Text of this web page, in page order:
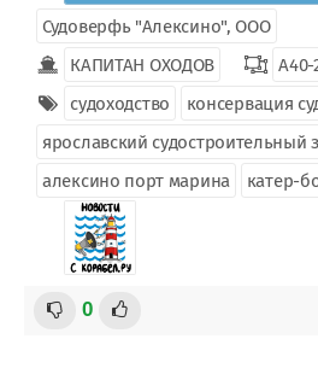
Судоверфь "Алексино", ООО
КАПИТАН ОХОДОВ
судоходство
консервация
ярославский судостроительный
алексино порт марина
катер-
0